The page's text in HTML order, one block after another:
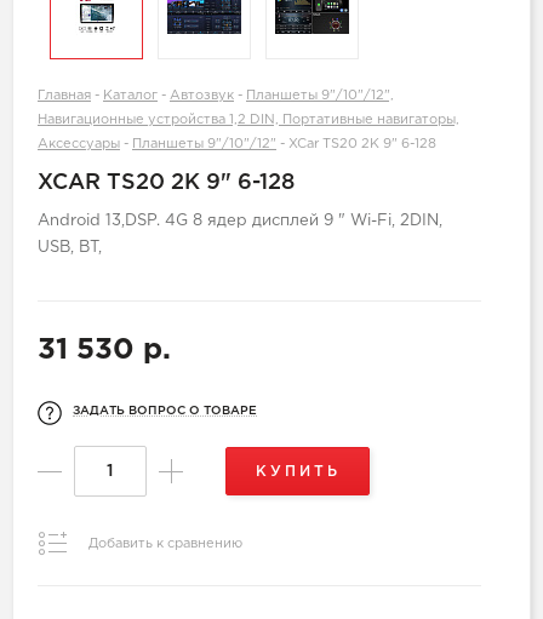
Главная - Каталог - Автозвук -
Планшеты 9"/10"/12",
Навигационные устройства 1,2 DIN, Портативные навигаторы,
Аксессуары - Планшеты 9"/10"/12" - XCar TS20 2K 9" 6-128
XCAR TS20 2K 9" 6-128
Android 13,DSP. 4G 8 ядер дисплей 9 " Wi-Fi, 2DIN,
USB, BT,
31 530 р.
ЗАДАТЬ ВОПРОС О ТОВАРЕ
КУПИТЬ
Добавить к сравнению